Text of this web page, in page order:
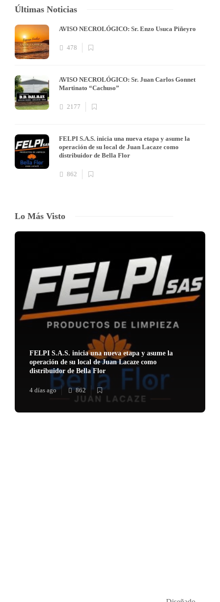
Últimas Noticias
AVISO NECROLÓGICO: Sr. Enzo Usuca Piñeyro
478
AVISO NECROLÓGICO: Sr. Juan Carlos Gonnet
Martinato “Cachuso”
2177
FELPI S.A.S. inicia una nueva etapa y asume la
operación de su local de Juan Lacaze como
distribuidor de Bella Flor
862
Lo Más Visto
FELPI S.A.S. inicia una nueva etapa y asume la
operación de su local de Juan Lacaze como
distribuidor de Bella Flor
4 días ago 862